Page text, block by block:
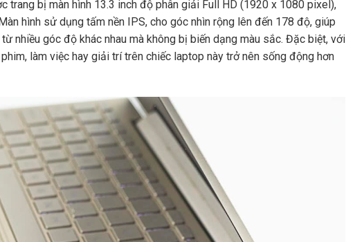
trang bị màn hình 13.3 inch độ phân giải Full HD (1920 x 1080 pixel),
hình sử dụng tấm nền IPS, cho góc nhìn rộng lên đến 178 độ, giúp
nhiều góc độ khác nhau mà không bị biến dạng màu sắc. Đặc biệt, với
làm việc hay giải trí trên chiếc laptop này trở nên sống động hơn